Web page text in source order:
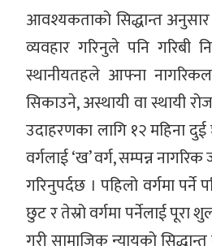
आवश्यकताको सिद्धान्त अनुसार
व्यवहार गरिनुले पनि
स्थानीयतहले आफ्ना
सिकाउने, अस्थायी वा स्थायी
उदाहरणका लागि १२ महिना
वर्गलाई ‘ख’ वर्ग, सम्पन्न
गरिनुपर्दछ । पहिलो वर्गमा पर्ने
छुट र तेस्रो वर्गमा पर्नेलाई पूरा